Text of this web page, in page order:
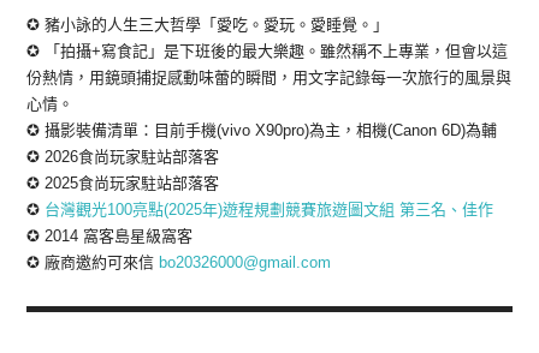
✪ 豬小詠的人生三大哲學「愛吃。愛玩。愛睡覺。」
✪ 「拍攝+寫食記」是下班後的最大樂趣。雖然稱不上專業，但會以這
份熱情，用鏡頭捕捉感動味蕾的瞬間，用文字記錄每一次旅行的風景與
心情。
✪ 攝影裝備清單：目前手機(vivo X90pro)為主，相機(Canon 6D)為輔
✪ 2026食尚玩家駐站部落客
✪ 2025食尚玩家駐站部落客
✪ 台灣觀光100亮點(2025年)遊程規劃競賽旅遊圖文組 第三名、佳作
✪ 2014 窩客島星級窩客
✪ 廠商邀約可來信 bo20326000@gmail.com